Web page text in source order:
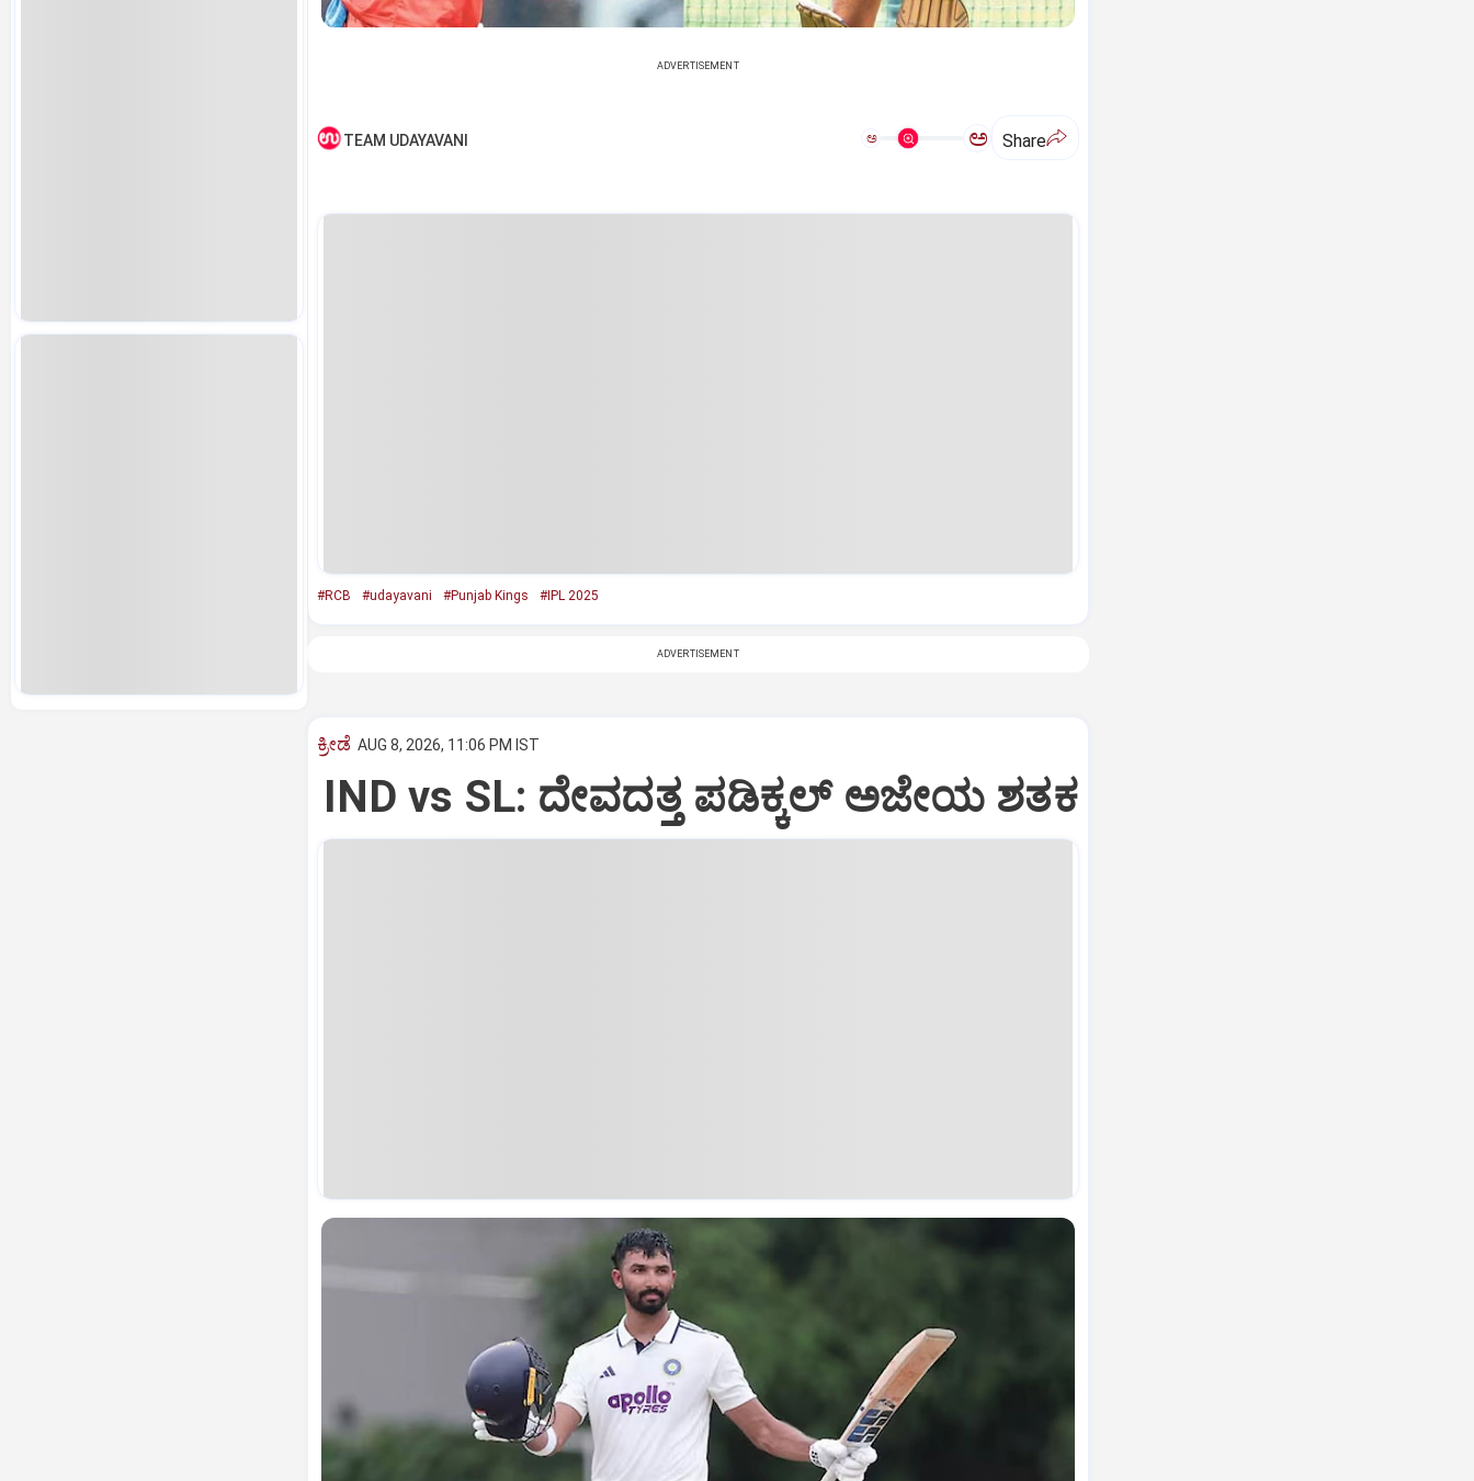
ADVERTISEMENT
TEAM UDAYAVANI ಅ ಅ Share
#RCB #udayavani #Punjab Kings #IPL 2025
ADVERTISEMENT
ಕ್ರೀಡೆ AUG 8, 2026, 11:06 PM IST
IND vs SL: ದೇವದತ್ತ ಪಡಿಕ್ಕಲ್‌ ಅಜೇಯ ಶತಕ